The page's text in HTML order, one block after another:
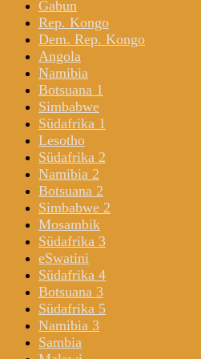
Gabun
Rep. Kongo
Dem. Rep. Kongo
Angola
Namibia
Botsuana 1
Simbabwe
Südafrika 1
Lesotho
Südafrika 2
Namibia 2
Botsuana 2
Simbabwe 2
Mosambik
Südafrika 3
eSwatini
Südafrika 4
Botsuana 3
Südafrika 5
Namibia 3
Sambia